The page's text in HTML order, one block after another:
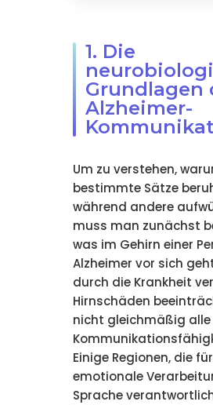
1. Die
Grundlagen
Alzheimer-
Um zu verstehen,
bestimmte Sätze
während andere
muss man zunächst
was im Gehirn einer
Alzheimer vor sich
durch die Krankheit
Hirnschäden
nicht gleichmäßig alle
Einige Regionen, die
emotionale
Sprache